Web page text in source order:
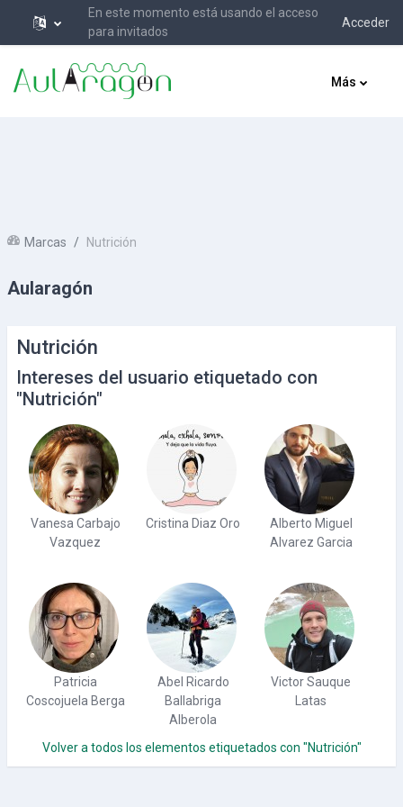
En este momento está usando el acceso
para invitados
Acceder
Más
Marcas Nutrición
Aularagón
Nutrición
Intereses del usuario etiquetado con
"Nutrición"
Vanesa Carbajo
Vazquez
Cristina Diaz Oro
Alberto Miguel
Alvarez Garcia
Patricia
Coscojuela Berga
Abel Ricardo
Ballabriga
Alberola
Victor Sauque
Latas
Volver a todos los elementos etiquetados con "Nutrición"